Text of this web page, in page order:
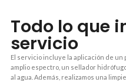
Todo lo que
servicio
El servicio incluye la aplicación de
amplio espectro, un sellador
al agua. Además, realizamos una